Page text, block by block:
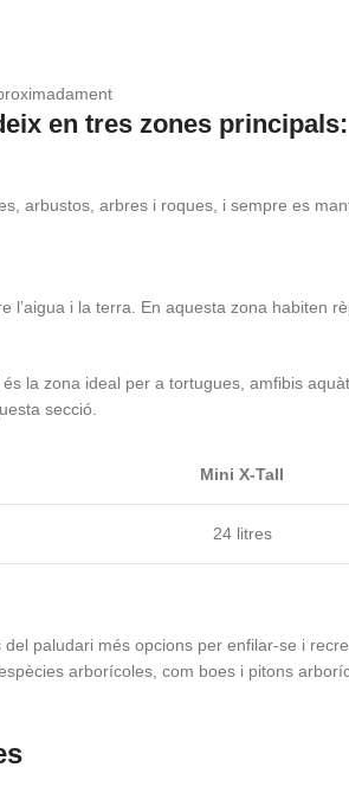
en tres zones principals:
arbustos, arbres i roques, i sempre es
i la terra. En aquesta zona habiten
la zona ideal per a tortugues, amfibis
secció.
Mini X-Tall
24 litres
paludari més opcions per enfilar-se i
arborícoles, com boes i pitons